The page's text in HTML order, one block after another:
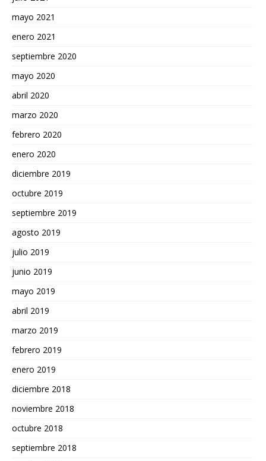
mayo 2021
enero 2021
septiembre 2020
mayo 2020
abril 2020
marzo 2020
febrero 2020
enero 2020
diciembre 2019
octubre 2019
septiembre 2019
agosto 2019
julio 2019
junio 2019
mayo 2019
abril 2019
marzo 2019
febrero 2019
enero 2019
diciembre 2018
noviembre 2018
octubre 2018
septiembre 2018